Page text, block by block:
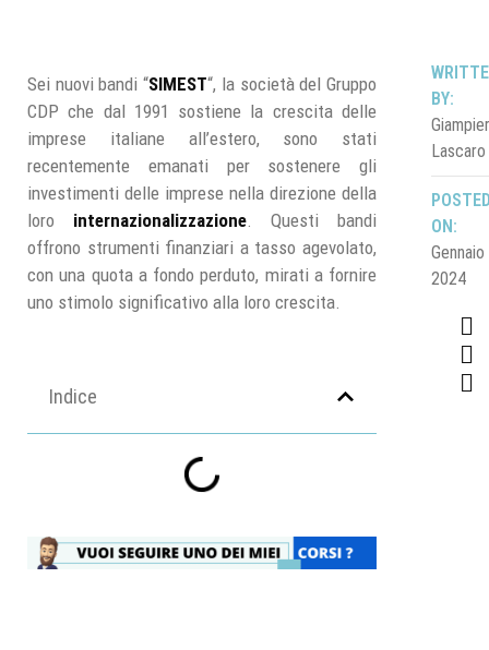
Sei nuovi bandi “SIMEST“, la società del Gruppo
CDP che dal 1991 sostiene la crescita delle
imprese italiane all’estero, sono stati
recentemente emanati per sostenere gli
investimenti delle imprese nella direzione della
loro internazionalizzazione . Questi bandi
offrono strumenti finanziari a tasso agevolato,
con una quota a fondo perduto, mirati a fornire
uno stimolo significativo alla loro crescita.
Indice
BY:
Lascaro
ON:
2024